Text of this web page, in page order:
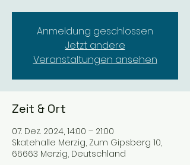
Anmeldung geschlossen
Jetzt andere
Veranstaltungen ansehen
Zeit & Ort
07. Dez. 2024, 14:00 – 21:00
Skatehalle Merzig, Zum Gipsberg 10,
66663 Merzig, Deutschland